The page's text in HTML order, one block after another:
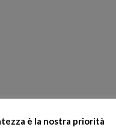
è la nostra priorità